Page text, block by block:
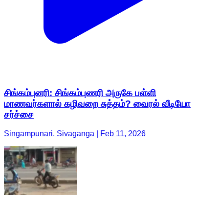
சிங்கம்புனரி: சிங்கம்புணரி அருகே பள்ளி
மாணவர்களால் கழிவறை சுத்தம்? வைரல் வீடியோ
சர்ச்சை
Singampunari, Sivaganga | Feb 11, 2026